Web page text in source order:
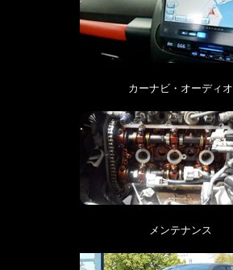
カーナビ・オーディオ
メンテナンス